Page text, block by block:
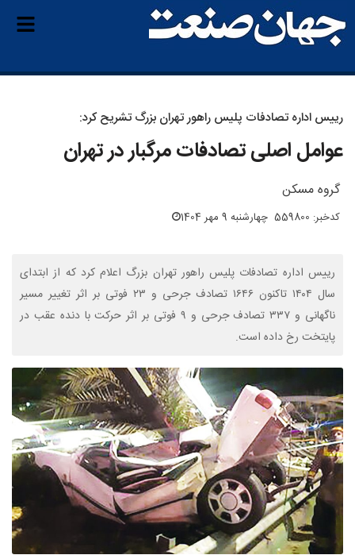
رییس اداره تصادفات پلیس راهور تهران بزرگ تشریح کرد:
عوامل اصلی تصادفات مرگبار در تهران
گروه مسکن
کدخبر: 559800 چهارشنبه 9 مهر 1404
رییس اداره تصادفات پلیس راهور تهران بزرگ اعلام کرد که از ابتدای
سال ۱۴۰۴ تاکنون ۱۶۴۶ تصادف جرحی و ۲۳ فوتی بر اثر تغییر مسیر
ناگهانی و ۳۳۷ تصادف جرحی و ۹ فوتی بر اثر حرکت با دنده عقب در
پایتخت رخ داده است.